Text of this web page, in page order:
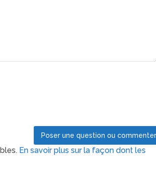
En savoir plus sur la façon dont les